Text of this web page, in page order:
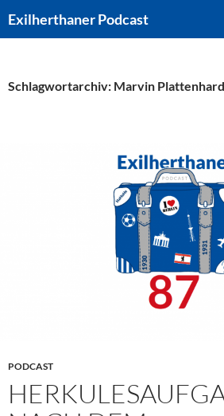
Inhalt
Exilherthaner Podcast
Schlagwortarchiv: Marvin
PODCAST